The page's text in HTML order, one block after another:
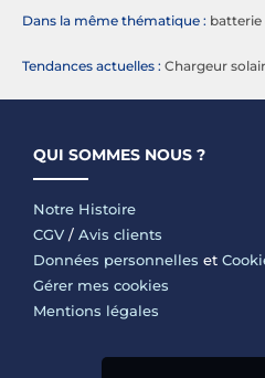
Dans la même thématique : batterie
Tendances actuelles : Chargeur
QUI SOMMES NOUS ?
Notre Histoire
CGV / Avis clients
Données personnelles et
Gérer mes cookies
Mentions légales